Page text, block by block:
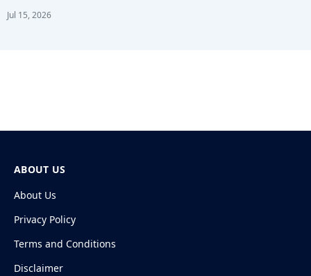
Jul 15, 2026
ABOUT US
About Us
Privacy Policy
Terms and Conditions
Disclaimer